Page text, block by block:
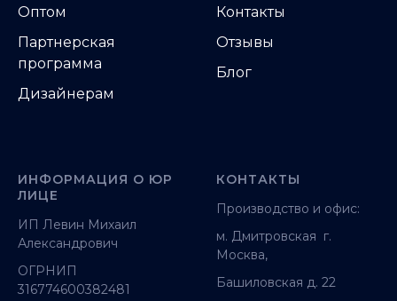
Оптом
Партнерская
программа
Дизайнерам
Контакты
Отзывы
Блог
ИНФОРМАЦИЯ О ЮР
ЛИЦЕ
ИП Левин Михаил
Александрович
ОГРНИП
316774600382481
КОНТАКТЫ
Производство и офис:
м. Дмитровская г.
Москва,
Башиловская д. 22